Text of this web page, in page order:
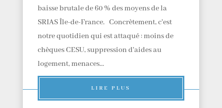
baisse brutale de 60 % des moyens de la
SRIAS Île-de-France. Concrètement, c'est
notre quotidien qui est attaqué : moins de
chèques CESU, suppression d'aides au
logement, menaces...
LIRE PLUS